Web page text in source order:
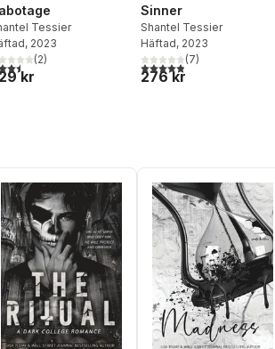
Tessier
, 2023
utav 5 stjärnor. Totalt antal röster:
(2)
kr
Sinner
Shantel Tessier
Häftad, 2023
4,9utav 5 stjärnor. Totalt
(7)
276 kr